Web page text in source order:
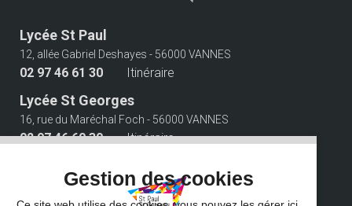
Lycée St Paul
12, allée Gabriel Deshayes - 56000 VANNES
02 97 46 61 30 Itinéraire
Lycée St Georges
16, rue du Maréchal Foch - 56000 VANNES
02 97 46 60 30 Itinéraire
Gestion des cookies